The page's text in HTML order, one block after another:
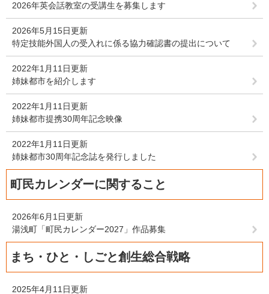
2026年英会話教室の受講生を募集します
2026年5月15日更新
特定技能外国人の受入れに係る協力確認書の提出について
2022年1月11日更新
姉妹都市を紹介します
2022年1月11日更新
姉妹都市提携30周年記念映像
2022年1月11日更新
姉妹都市30周年記念誌を発行しました
町民カレンダーに関すること
2026年6月1日更新
湯浅町「町民カレンダー2027」作品募集
まち・ひと・しごと創生総合戦略
2025年4月11日更新